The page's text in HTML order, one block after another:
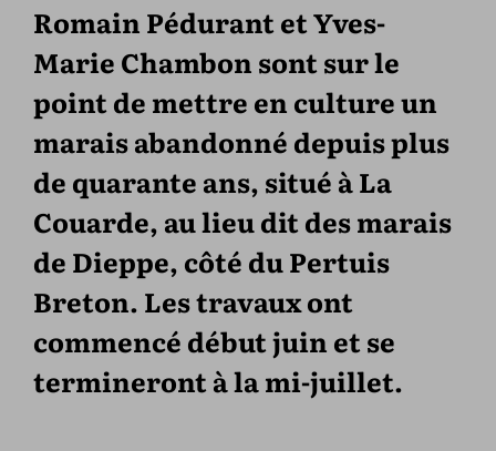
Romain Pédurant et Yves-
Marie Chambon sont sur le
point de mettre en culture un
marais abandonné depuis plus
de quarante ans, situé à La
Couarde, au lieu dit des marais
de Dieppe, côté du Pertuis
Breton. Les travaux ont
commencé début juin et se
termineront à la mi-juillet.